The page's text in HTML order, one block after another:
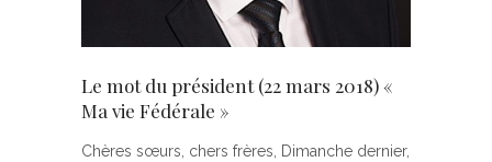
Le mot du président (22 mars 2018) «
Ma vie Fédérale »
Chères sœurs, chers frères, Dimanche dernier,